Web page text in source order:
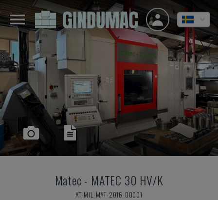
Matec - MATEC 30 HV/K
AT-MIL-MAT-2016-00001